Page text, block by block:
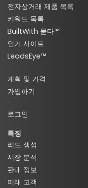
전자상거래 제품 목록
키워드 목록
BuiltWith 묻다™
인기 사이트
LeadsEye™
계획 및 가격
가입하기
·
로그인
특징
리드 생성
시장 분석
판매 정보
미래 고객